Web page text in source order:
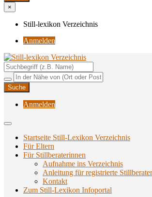
×
Still-lexikon Verzeichnis
Anmelden
Still-lexikon Verzeichnis
Unterstützungsangebote rund ums Stillen
Anmelden
Startseite Still-Lexikon Verzeichnis
Für Eltern
Für Stillberaterinnen
Aufnahme ins Verzeichnis
Anlei­tung für regis­trier­te
Kon­takt
Zum Still-Lexikon Infoportal